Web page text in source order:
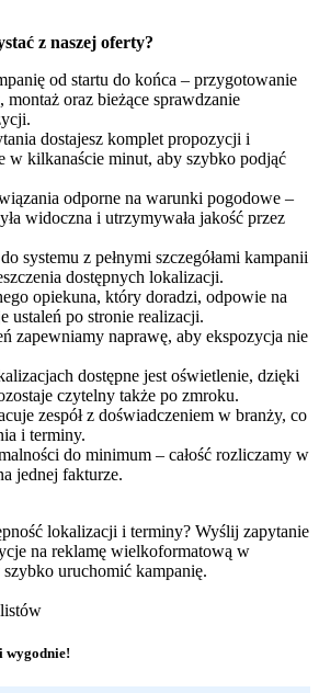
z naszej oferty?
od startu do końca – przygotowanie
oraz bieżące sprawdzanie
dostajesz komplet propozycji i
w kilkanaście minut, aby szybko podjąć
odporne na warunki pogodowe –
widoczna i utrzymywała jakość przez
systemu z pełnymi szczegółami kampanii
dostępnych lokalizacji.
opiekuna, który doradzi, odpowie na
ustaleń po stronie realizacji.
zapewniamy naprawę, aby ekspozycja nie
dostępne jest oświetlenie, dzięki
czytelny także po zmroku.
zespół z doświadczeniem w branży, co
i terminy.
do minimum – całość rozliczamy w
jednej fakturze.
lokalizacji i terminy? Wyślij zapytanie
na reklamę wielkoformatową w
uruchomić kampanię.
wygodnie!